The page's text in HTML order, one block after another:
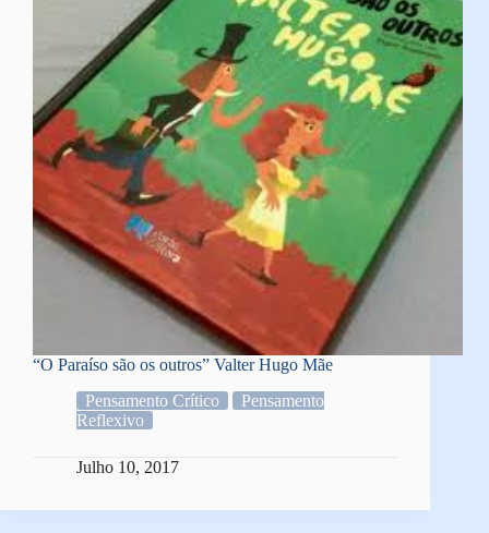
“O Paraíso são os outros” Valter Hugo Mãe
Pensamento Crítico
Pensamento
Reflexivo
Julho 10, 2017